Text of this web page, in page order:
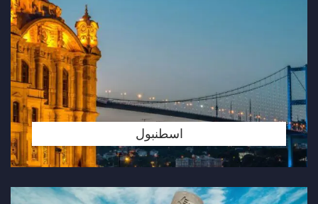
اسطنبول